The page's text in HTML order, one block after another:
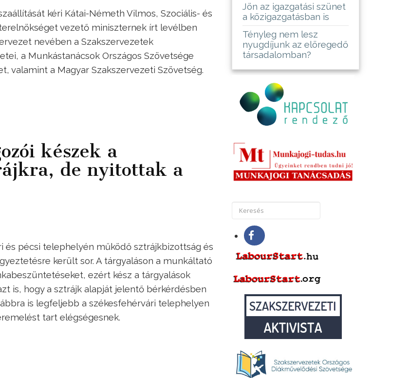
kéri Kátai-Németh Vilmos, Szociális- és
vezető miniszternek írt levélben
nevében a Szakszervezetek
a Munkástanácsok Országos Szövetsége
valamint a Magyar Szakszervezeti Szövetség.
készek a
de nyitottak a
és pécsi telephelyén működő sztrájkbizottság és
került sor. A tárgyaláson a munkáltató
ezért kész a tárgyalások
is, hogy a sztrájk alapját jelentő bérkérdésben
is legfeljebb a székesfehérvári telephelyen
tart elégségesnek.
Jön az igazgatási szünet
a közigazgatásban is
Tényleg nem lesz
nyugdíjunk az elöregedő
társadalomban?